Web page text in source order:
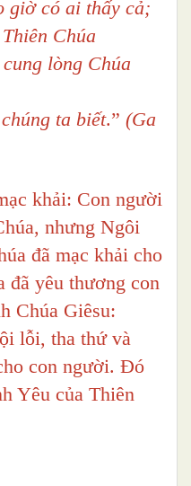
giờ có ai thấy cả;
Chúa
lòng Chúa
ta biết.” (Ga
khải: Con người
nhưng Ngôi
đã mạc khải cho
đã yêu thương con
Chúa Giêsu:
lỗi, tha thứ và
con người. Đó
Yêu của Thiên